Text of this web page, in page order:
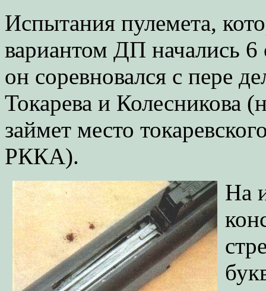
Испытания пулемета,
вариантом ДП начались 6
он соревновался с пере
Токарева и Колесникова
займет место
РККА).
На